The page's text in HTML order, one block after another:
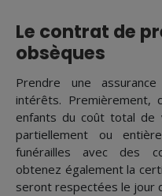
Le contrat de
obsèques
Prendre une
intérêts. Premièrement,
enfants du coût total de
partiellement ou
funérailles avec des
obtenez également la
seront respectées le jour